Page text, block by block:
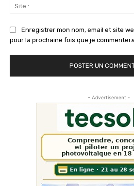
Enregistrer mon nom, email et site
pour la prochaine fois que je
- Advertisement -